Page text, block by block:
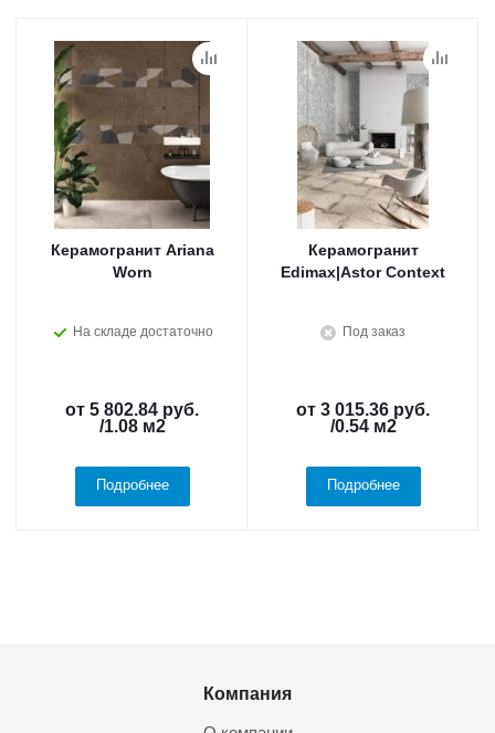
Керамогранит Ariana
Worn
На складе достаточно
от 5 802.84 руб.
/1.08 м2
Подробнее
Керамогранит
Edimax|Astor Context
Под заказ
от 3 015.36 руб.
/0.54 м2
Подробнее
Компания